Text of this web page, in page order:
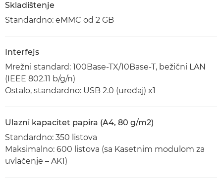
Skladištenje
Standardno: eMMC od 2 GB
Interfejs
Mrežni standard: 100Base-TX/10Base-T, bežični LAN
(IEEE 802.11 b/g/n)
Ostalo, standardno: USB 2.0 (uređaj) x1
Ulazni kapacitet papira (A4, 80 g/m2)
Standardno: 350 listova
Maksimalno: 600 listova (sa Kasetnim modulom za
uvlačenje – AK1)